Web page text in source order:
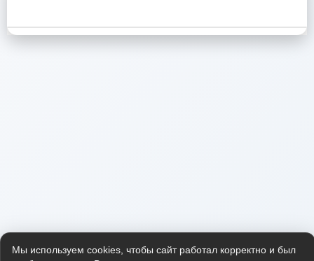
Мы используем cookies, чтобы сайт работал корректно и был